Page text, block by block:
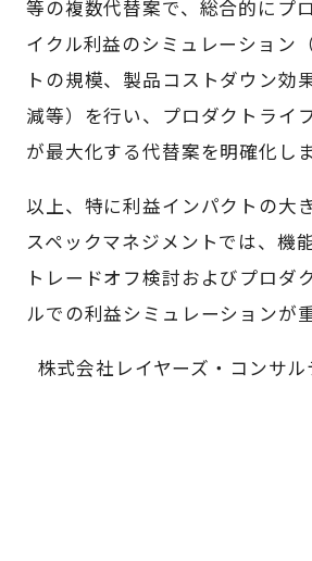
等の複数代替案で、総合的にプ
イクル利益のシミュレーション
トの規模、製品コストダウン効
減等）を行い、プロダクトライ
が最大化する代替案を明確化しま
以上、特に利益インパクトの大
スペックマネジメントでは、機
トレードオフ検討およびプロダ
ルでの利益シミュレーションが重
株式会社レイヤーズ・コンサ